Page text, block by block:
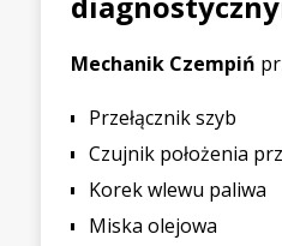
Mechanik Czempiń
Przełącznik szyb
Czujnik położenia
Korek wlewu paliwa
Miska olejowa